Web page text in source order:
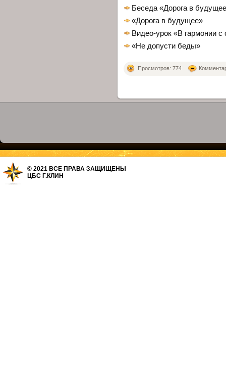
Беседа «Дорога в
«Дорога в будущее»
Видео-урок «В гармонии
«Не допусти беды»
Просмотров: 774
© 2021 ВСЕ ПРАВА ЗАЩИЩЕНЫ
ЦБС Г.КЛИН